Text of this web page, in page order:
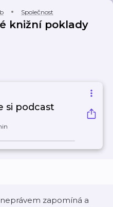
Společnost
knižní poklady
si podcast
zapomíná a